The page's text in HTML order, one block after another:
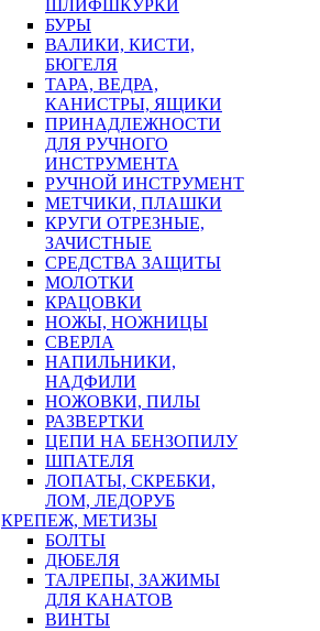
ШЛИФШКУРКИ
БУРЫ
ВАЛИКИ, КИСТИ,
БЮГЕЛЯ
ТАРА, ВЕДРА,
КАНИСТРЫ, ЯЩИКИ
ПРИНАДЛЕЖНОСТИ
ДЛЯ РУЧНОГО
ИНСТРУМЕНТА
РУЧНОЙ ИНСТРУМЕНТ
МЕТЧИКИ, ПЛАШКИ
КРУГИ ОТРЕЗНЫЕ,
ЗАЧИСТНЫЕ
СРЕДСТВА ЗАЩИТЫ
МОЛОТКИ
КРАЦОВКИ
НОЖЫ, НОЖНИЦЫ
СВЕРЛА
НАПИЛЬНИКИ,
НАДФИЛИ
НОЖОВКИ, ПИЛЫ
РАЗВЕРТКИ
ЦЕПИ НА БЕНЗОПИЛУ
ШПАТЕЛЯ
ЛОПАТЫ, СКРЕБКИ,
ЛОМ, ЛЕДОРУБ
КРЕПЕЖ, МЕТИЗЫ
БОЛТЫ
ДЮБЕЛЯ
ТАЛРЕПЫ, ЗАЖИМЫ
ДЛЯ КАНАТОВ
ВИНТЫ